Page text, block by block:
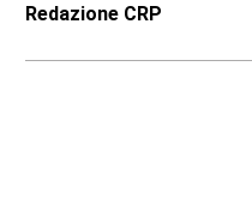
Redazione CRP